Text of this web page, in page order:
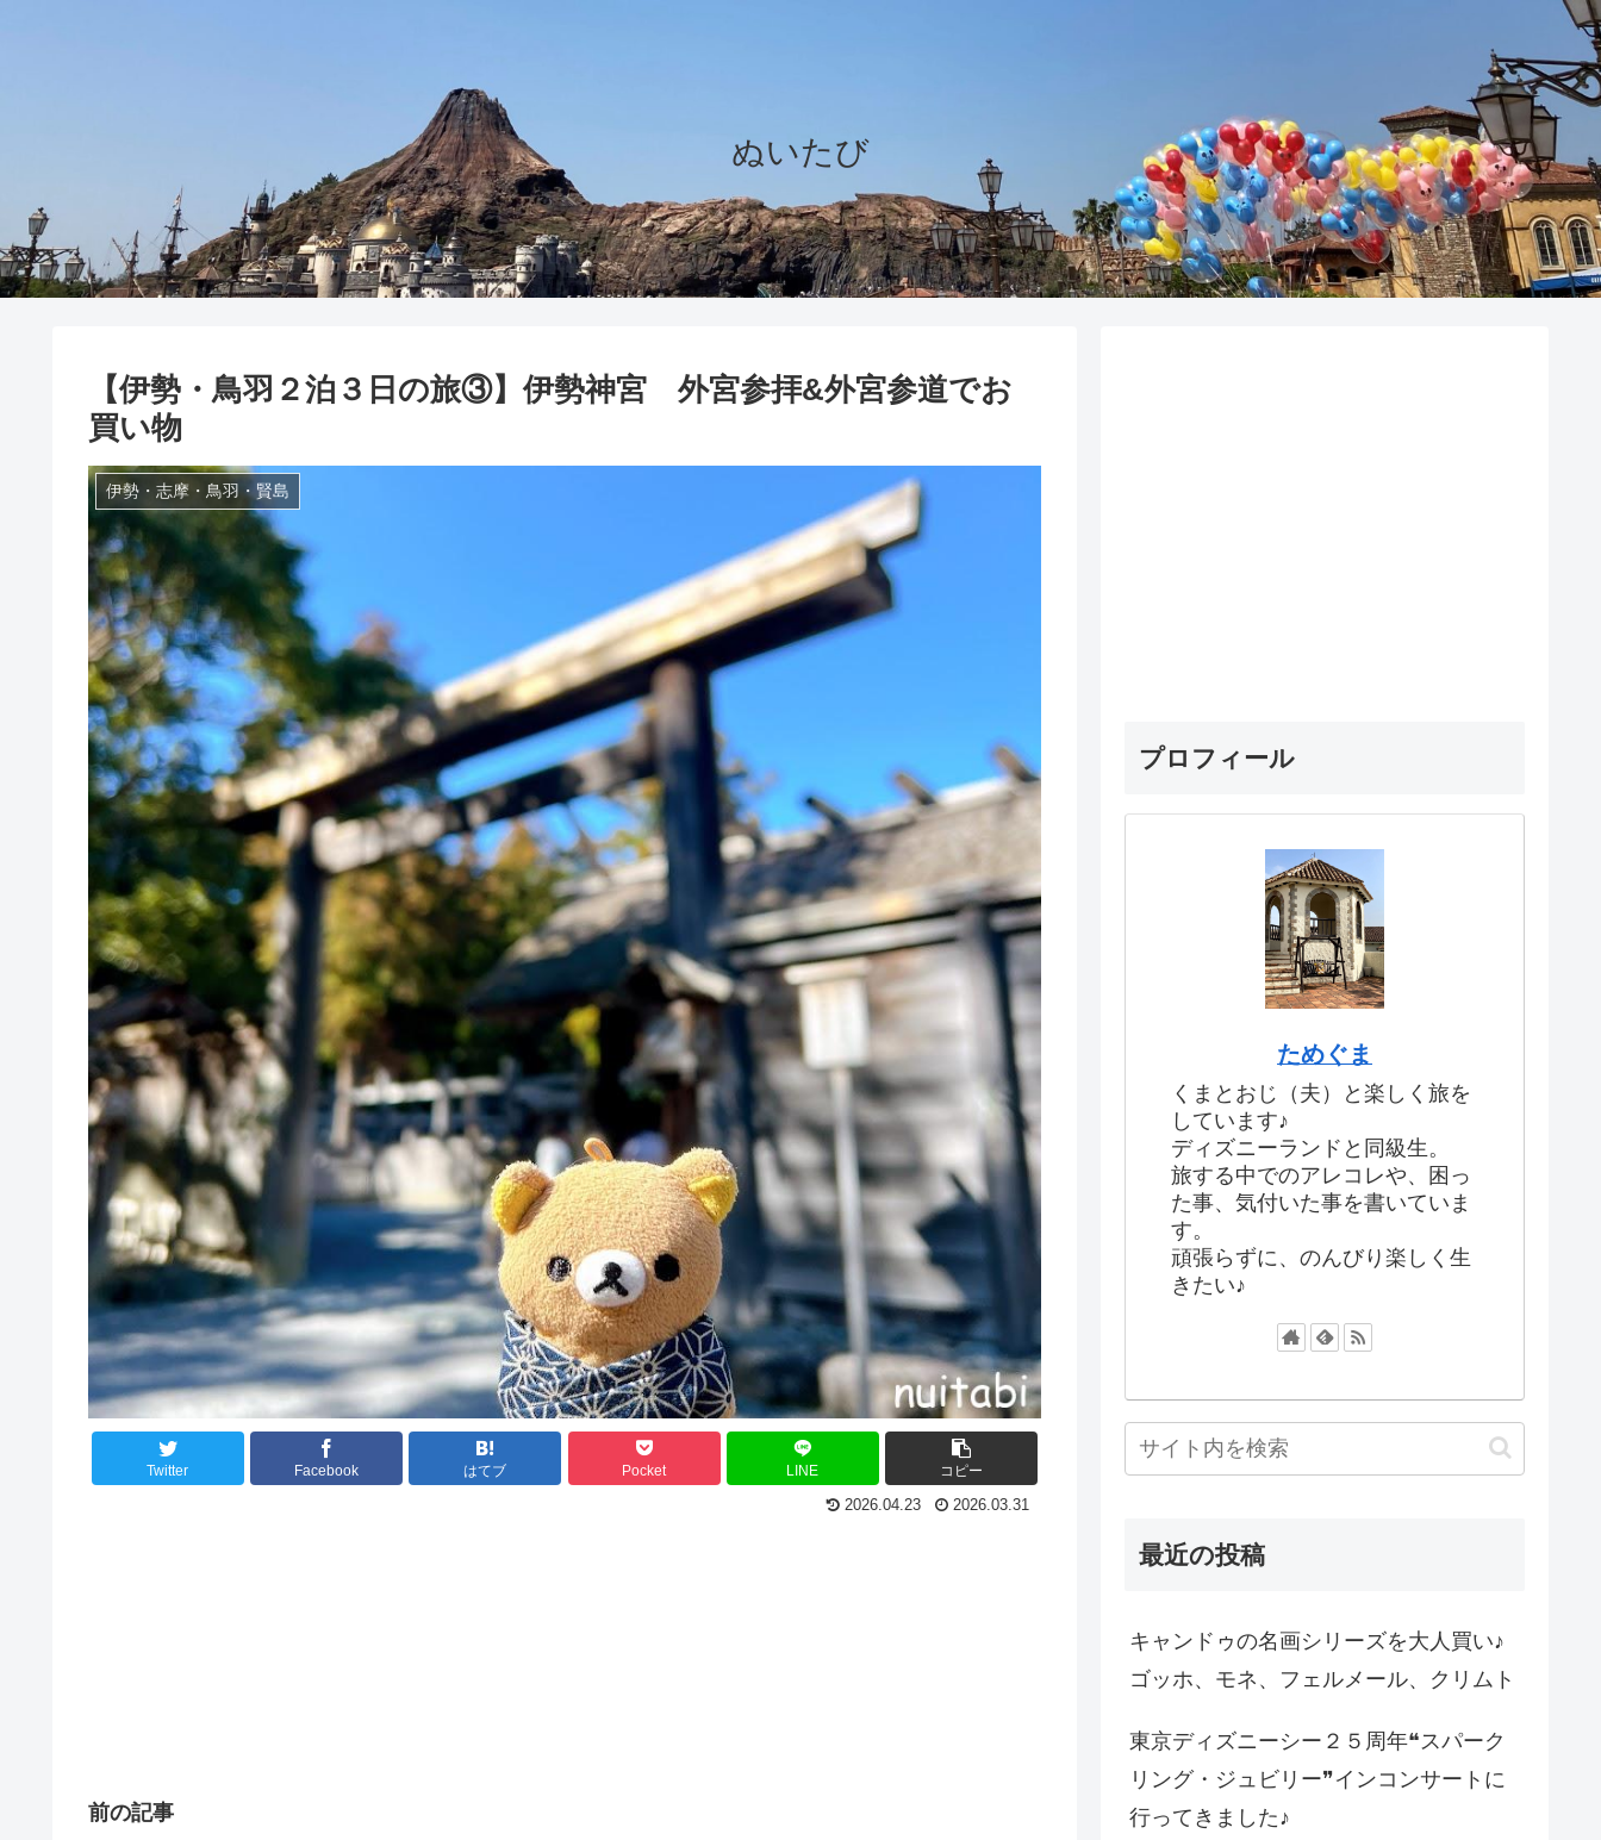
ぬいたび
【伊勢・鳥羽２泊３日の旅③】伊勢神宮 外宮参拝&外宮参道でお
買い物
伊勢・志摩・鳥羽・賢島
Twitter Facebook はてブ Pocket LINE コピー
2026.04.23 2026.03.31
前の記事
プロフィール
ためぐま
くまとおじ（夫）と楽しく旅を
しています♪
ディズニーランドと同級生。
旅する中でのアレコレや、困っ
た事、気付いた事を書いていま
す。
頑張らずに、のんびり楽しく生
きたい♪
最近の投稿
キャンドゥの名画シリーズを大人買い♪
ゴッホ、モネ、フェルメール、クリムト
東京ディズニーシー２５周年❝スパーク
リング・ジュビリー❞インコンサートに
行ってきました♪